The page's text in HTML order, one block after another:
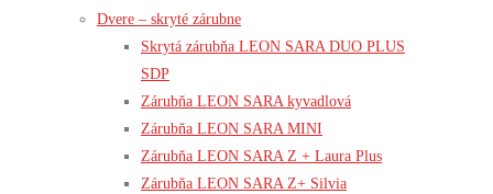
Dvere – skryté zárubne
Skrytá zárubňa LEON SARA DUO PLUS
SDP
Zárubňa LEON SARA kyvadlová
Zárubňa LEON SARA MINI
Zárubňa LEON SARA Z + Laura Plus
Zárubňa LEON SARA Z+ Silvia